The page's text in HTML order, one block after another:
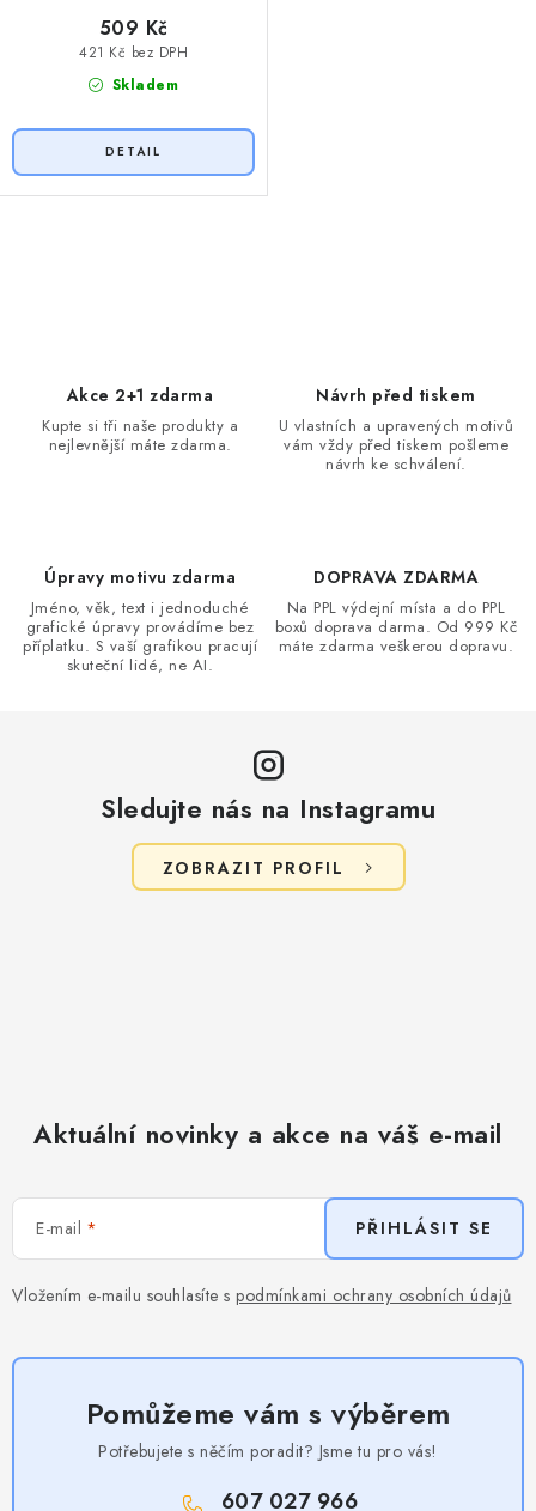
Skladem
421 Kč bez DPH
509 Kč
y
Akce 2+1 zdarma
Kupte si tři naše produkty a
nejlevnější máte zdarma.
Návrh před tiskem
U vlastních a upravených motivů
vám vždy před tiskem pošleme
návrh ke schválení.
Úpravy motivu zdarma
Jméno, věk, text i jednoduché
grafické úpravy provádíme bez
příplatku. S vaší grafikou pracují
skuteční lidé, ne AI.
DOPRAVA ZDARMA
Na PPL výdejní místa a do PPL
boxů doprava darma. Od 999 Kč
máte zdarma veškerou dopravu.
Sledujte nás na Instagramu
ZOBRAZIT PROFIL
Aktuální novinky a akce na váš e-mail
E-mail
Vložením e-mailu souhlasíte s podmínkami ochrany osobních údajů
PŘIHLÁSIT SE
Pomůžeme vám s výběrem
Potřebujete s něčím poradit? Jsme tu pro vás!
607 027 966